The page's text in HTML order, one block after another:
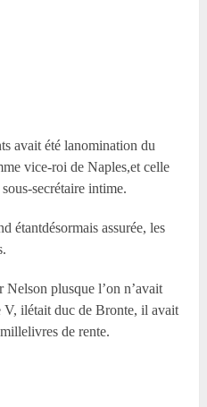
avait été lanomination du
vice-roi de Naples,et celle
secrétaire intime.
étantdésormais assurée, les
plusque l’on n’avait
V, ilétait duc de Bronte, il avait
de rente.